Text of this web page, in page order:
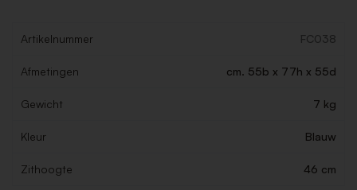
Artikelnummer FC038
Afmetingen cm. 55b x 77h x 55d
Gewicht 7 kg
Kleur Blauw
Zithoogte 46 cm